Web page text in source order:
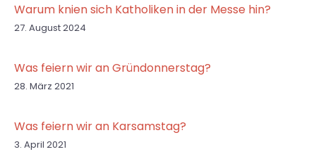
Warum knien sich Katholiken in der Messe hin?
27. August 2024
Was feiern wir an Gründonnerstag?
28. März 2021
Was feiern wir an Karsamstag?
3. April 2021